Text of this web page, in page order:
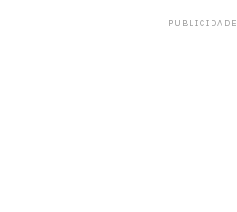
PUBLICIDADE